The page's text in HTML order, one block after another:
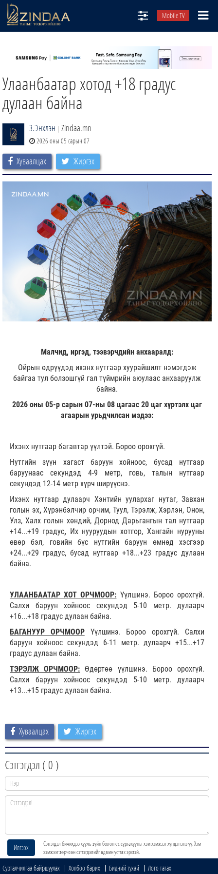
Mobile TV
ТВ8
ӨГЛӨӨНИЙ СОНИН
АУДИО ЗОХИОЛ
ЗИНДАА СЭТГҮҮЛ
Улаанбаатар хотод +18 градус
дулаан байна
З.Энхлэн | Zindaa.mn
2026 оны 05 сарын 07
Хуваалцах Жиргэх
Малчид, иргэд, тээвэрчдийн анхааралд:
Ойрын өдрүүдэд ихэнх нутгаар хуурайшилт нэмэгдэж
байгаа тул болзошгүй гал түймрийн аюулаас анхааруулж
байна.
2026 оны 05-р сарын 07-ны 08 цагаас 20 цаг хүртэлх цаг
агаарын урьдчилсан мэдээ:
Ихэнх нутгаар багавтар үүлтэй. Бороо орохгүй.
Нутгийн зүүн хагаст баруун хойноос, бусад нутгаар
баруунаас секундэд 4-9 метр, говь, талын нутгаар
секундэд 12-14 метр хүрч ширүүснэ.
Ихэнх нутгаар дулаарч Хэнтийн уулархаг нутаг, Завхан
голын эх,Хүрэнбэлчир орчим, Туул, Тэрэлж, Хэрлэн, Онон,
Улз, Халх голын хөндий, Дорнод Дарьгангын тал нутгаар
+14...+19 градус, Их нууруудын хотгор, Хангайн нурууны
өвөр бэл, говийн бүс нутгийн баруун өмнөд хэсгээр
+24...+29 градус, бусад нутгаар +18...+23 градус дулаан
байна.
УЛААНБААТАР ХОТ ОРЧМООР: Үүлшинэ. Бороо орохгүй.
Салхи баруун хойноос секундэд 5-10 метр. дулаарч
+16...+18 градус дулаан байна.
БАГАНУУР ОРЧМООРҮүлшинэ. Бороо орохгүй. Салхи
баруун хойноос секундэд 6-11 метр. дулаарч +15...+17
градус дулаан байна.
ТЭРЭЛЖ ОРЧМООР: Өдөртөө үүлшинэ. Бороо орохгүй.
Салхи баруун хойноос секундэд 5-10 метр. дулаарч
+13...+15 градус дулаан байна.
Хуваалцах Жиргэх
Сэтгэгдэл ( 0 )
Илгээх
Сэтгэгдэл бичихдээ хууль зүйн болон ёс суртахууны хэм хэмжээг хүндэтгэнэ үү. Хэм
хэмжээг зөрчсөн сэтгэгдэлийг админ устгах эрхтэй.
Сурталчилгаа байршуулах Холбоо барих Бидний тухай Лого татах